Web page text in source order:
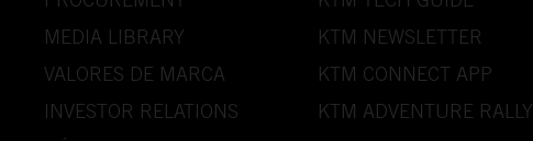
MEDIA LIBRARY
VALORES DE MARCA
INVESTOR RELATIONS
KTM NEWSLETTER
KTM CONNECT APP
KTM ADVENTURE RALLY